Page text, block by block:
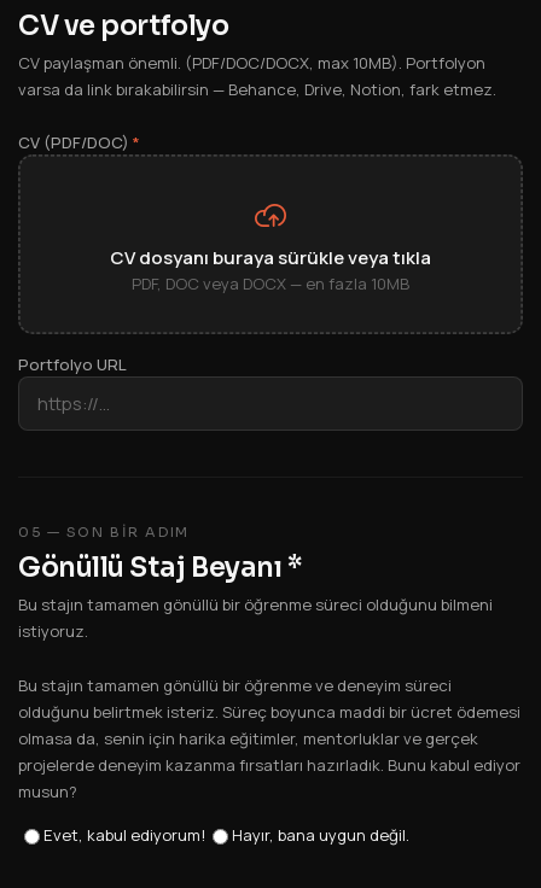
CV ve portfolyo
CV paylaşman önemli. (PDF/DOC/DOCX, max 10MB). Portfolyon
varsa da link bırakabilirsin — Behance, Drive, Notion, fark etmez.
CV (PDF/DOC) *
CV dosyanı buraya sürükle veya tıkla
PDF, DOC veya DOCX — en fazla 10MB
Portfolyo URL
05 — SON BIR ADIM
Gönüllü Staj Beyanı *
Bu stajın tamamen gönüllü bir öğrenme süreci olduğunu bilmeni
istiyoruz.
Bu stajın tamamen gönüllü bir öğrenme ve deneyim süreci
olduğunu belirtmek isteriz. Süreç boyunca maddi bir ücret ödemesi
olmasa da, senin için harika eğitimler, mentorluklar ve gerçek
projelerde deneyim kazanma fırsatları hazırladık. Bunu kabul ediyor
musun?
Evet, kabul ediyorum!
Hayır, bana uygun değil.